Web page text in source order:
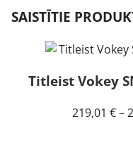
SAISTĪTIE
Titleist Vokey
219,01 € –